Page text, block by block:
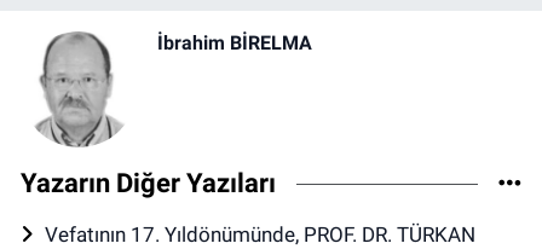
İbrahim BİRELMA
Yazarın Diğer Yazıları
Vefatının 17. Yıldönümünde, PROF. DR. TÜRKAN